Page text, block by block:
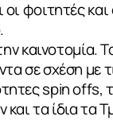
φοιτητές
σε σχέση με
spin offs,
και τα ίδια